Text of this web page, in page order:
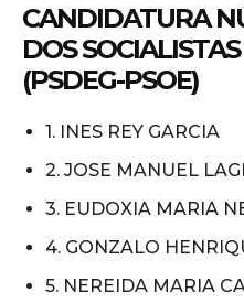
CANDIDATURA
DOS
(PSDEG-PSOE)
1. INES REY GARCIA
2. JOSE MANUEL
3. EUDOXIA MARIA
4. GONZALO
5. NEREIDA MARIA